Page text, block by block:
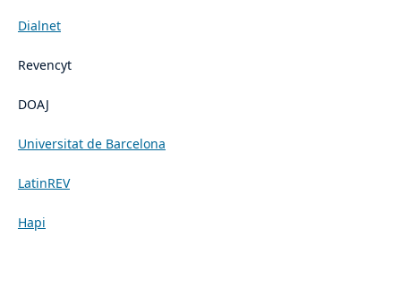
Dialnet
Revencyt
DOAJ
Universitat de Barcelona
LatinREV
Hapi